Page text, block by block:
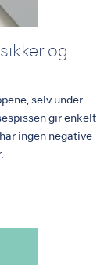
og
selv under
gir enkelt
ingen negative